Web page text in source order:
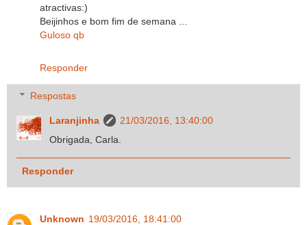
atractivas:)
Beijinhos e bom fim de semana ...
Guloso qb
Responder
Respostas
Laranjinha
21/03/2016, 13:40:00
Obrigada, Carla.
Responder
Unknown 19/03/2016, 18:41:00